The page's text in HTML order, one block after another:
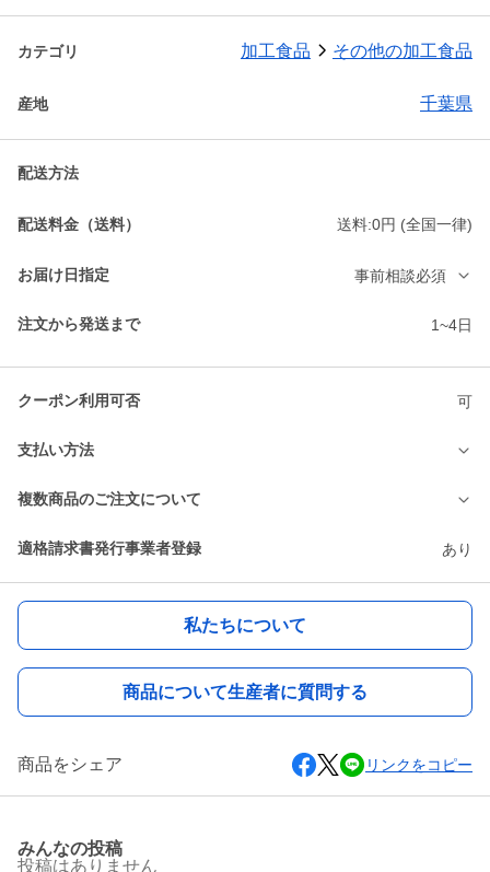
カテゴリ 加工食品 その他の加工食品
産地 千葉県
配送方法
配送料金（送料） 送料:0円 (全国一律)
お届け日指定 事前相談必須
注文から発送まで 1~4日
クーポン利用可否 可
支払い方法
複数商品のご注文について
適格請求書発行事業者登録 あり
私たちについて
商品について生産者に質問する
商品をシェア リンクをコピー
みんなの投稿
投稿はありません